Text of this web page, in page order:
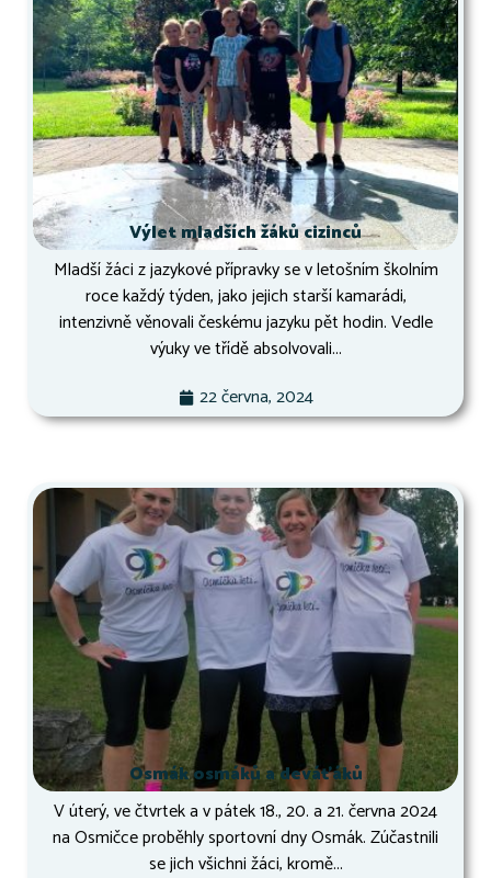
Výlet mladších žáků cizinců
Mladší žáci z jazykové přípravky se v letošním školním
roce každý týden, jako jejich starší kamarádi,
intenzivně věnovali českému jazyku pět hodin. Vedle
výuky ve třídě absolvovali...
22 června, 2024
Osmák osmáků a deváťáků
V úterý, ve čtvrtek a v pátek 18., 20. a 21. června 2024
na Osmičce proběhly sportovní dny Osmák. Zúčastnili
se jich všichni žáci, kromě...